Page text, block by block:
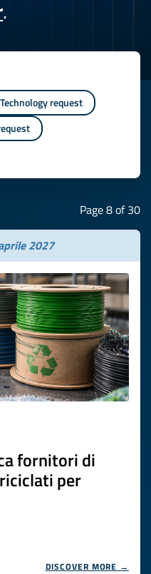
.
Technology request
Page 8 of 30
2027
fornitori di
per
DISCOVER MORE →